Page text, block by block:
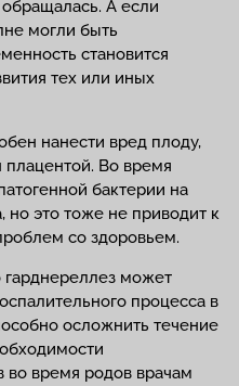
А если
могли быть
становится
тех или иных
нанести вред плоду,
Во время
бактерии на
но это тоже не приводит к
со здоровьем.
гарднереллез может
процесса в
осложнить течение
во время родов врачам